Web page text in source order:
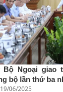
Bộ Ngoại giao
bộ lần thứ ba
06/2025